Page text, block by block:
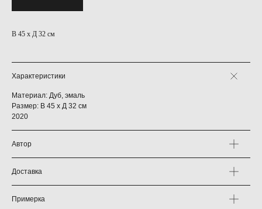
В 45 х Д 32 см
Характеристики
Материал: Дуб, эмаль
Размер: В 45 х Д 32 см
2020
Автор
Доставка
Примерка